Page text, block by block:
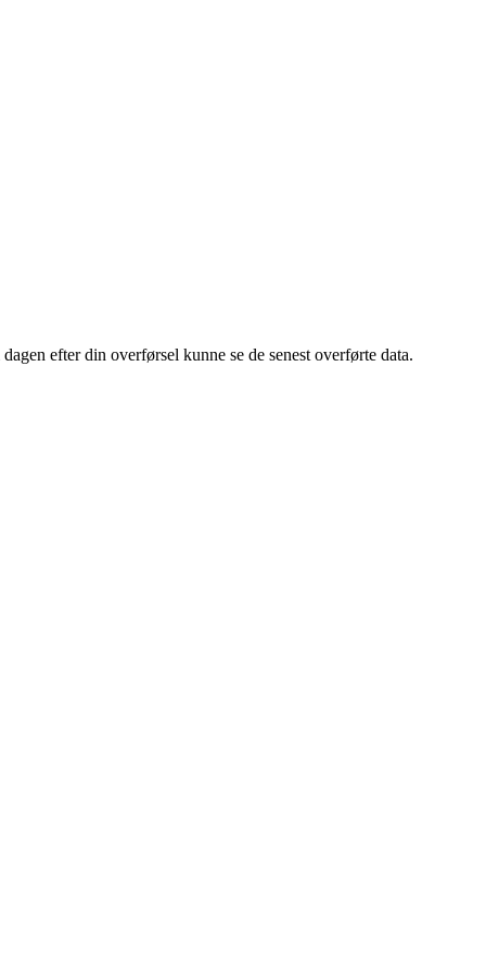
efter din overførsel kunne se de senest overførte data.